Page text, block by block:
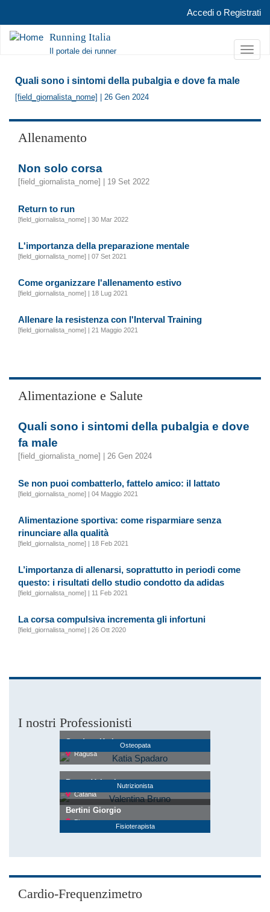
Accedi o Registrati
Running Italia
Il portale dei runner
Quali sono i sintomi della pubalgia e dove fa male
[field_giornalista_nome] | 26 Gen 2024
Allenamento
Non solo corsa
[field_giornalista_nome] | 19 Set 2022
Return to run
[field_giornalista_nome] | 30 Mar 2022
L'importanza della preparazione mentale
[field_giornalista_nome] | 07 Set 2021
Come organizzare l'allenamento estivo
[field_giornalista_nome] | 18 Lug 2021
Allenare la resistenza con l'Interval Training
[field_giornalista_nome] | 21 Maggio 2021
Alimentazione e Salute
Quali sono i sintomi della pubalgia e dove
fa male
[field_giornalista_nome] | 26 Gen 2024
Se non puoi combatterlo, fattelo amico: il lattato
[field_giornalista_nome] | 04 Maggio 2021
Alimentazione sportiva: come risparmiare senza
rinunciare alla qualità
[field_giornalista_nome] | 18 Feb 2021
L’importanza di allenarsi, soprattutto in periodi come
questo: i risultati dello studio condotto da adidas
[field_giornalista_nome] | 11 Feb 2021
La corsa compulsiva incrementa gli infortuni
[field_giornalista_nome] | 26 Ott 2020
I nostri Professionisti
Osteopata
Spadaro Katia
Ragusa
Nutrizionista
Bruno Valentina
Catania
Fisioterapista
Bertini Giorgio
Pisa
Cardio-Frequenzimetro